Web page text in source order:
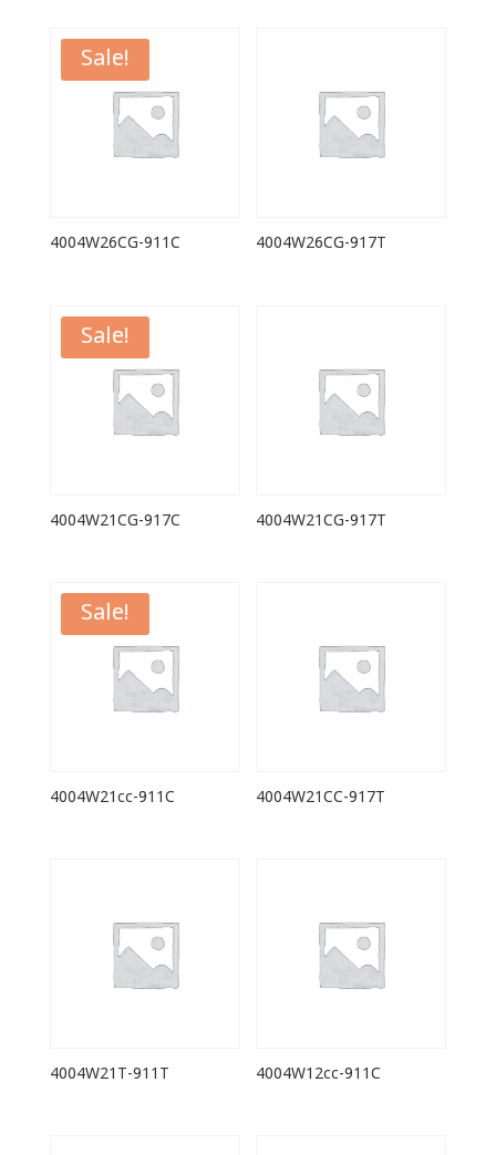
Sale!
4004W26CG-911C 4004W26CG-917T
Sale!
4004W21CG-917C 4004W21CG-917T
Sale!
4004W21cc-911C 4004W21CC-917T
4004W21T-911T 4004W12cc-911C